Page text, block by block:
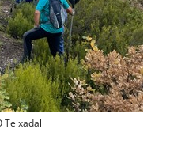
Teixadal